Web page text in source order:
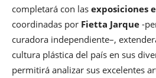
completará con las exposiciones
coordinadas por Fietta Jarque -
curadora independiente–,
cultura plástica del país en sus
permitirá analizar sus excelentes